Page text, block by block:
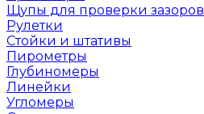
Щупы для проверки зазоров
Рулетки
Стойки и штативы
Пирометры
Глубиномеры
Линейки
Угломеры